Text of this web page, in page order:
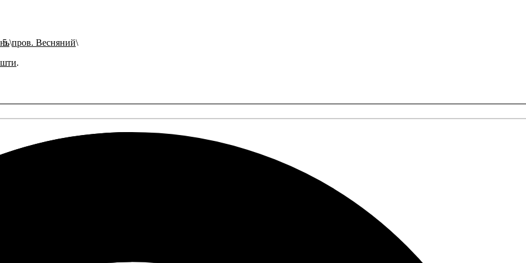
пров. Весняний
.